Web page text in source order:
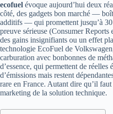
ecofuel évoque aujourd’hui deux
côté, des gadgets bon marché —
additifs — qui promettent jusqu’à 30
preuve sérieuse (Consumer Reports
des gains insignifiants ou un effet
technologie EcoFuel de
carburation avec bonbonnes de
d’essence, qui permettent de réelles
d’émissions mais restent
rare en France. Autant dire qu’il
marketing de la solution technique.